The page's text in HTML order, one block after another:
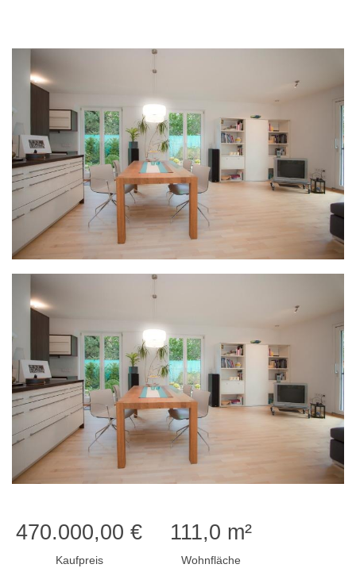
470.000,00 €
Kaufpreis
111,0 m²
Wohnfläche